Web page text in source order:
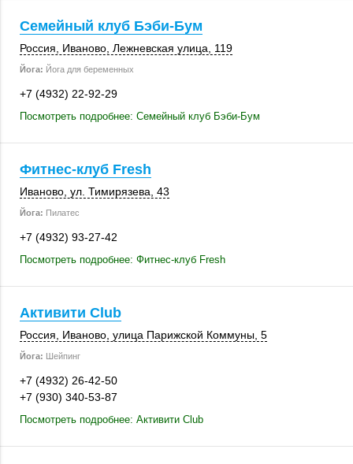
Семейный клуб Бэби-Бум
Россия Иваново Лежневская улица 119
Йога: Йога для беременных
+7 (4932) 22-92-29
Посмотреть подробнее: Семейный клуб Бэби-Бум
Фитнес-клуб Fresh
Иваново ул. Тимирязева, 43
Йога: Пилатес
+7 (4932) 93-27-42
Посмотреть подробнее: Фитнес-клуб Fresh
Активити Club
Россия Иваново , улица Парижской Коммуны, 5
Йога: Шейпинг
+7 (4932) 26-42-50
+7 (930) 340-53-87
Посмотреть подробнее: Активити Club